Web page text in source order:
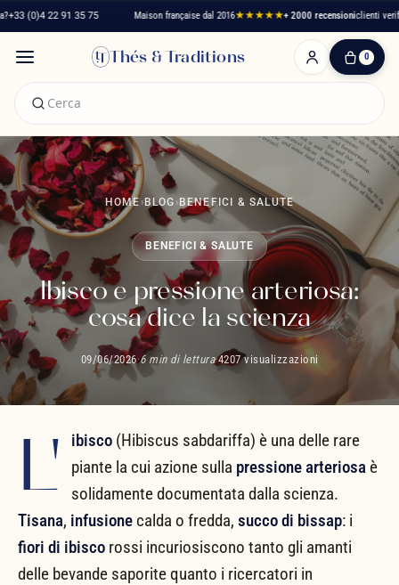
91 35 75 Maison française dal 2016★★★★★+ 2000 recensioniclienti verificati
Thés & Traditions 0
0
0,00 €
Il
HOME › BLOG › BENEFICI & SALUTE
BENEFICI & SALUTE
Ibisco e pressione arteriosa:
cosa dice la scienza
09/06/2026·6 min di lettura·4207 visualizzazioni
L' ibisco (Hibiscus sabdariffa) è una delle rare
piante la cui azione sulla pressione arteriosa è
solidamente documentata dalla scienza.
Tisana, infusione calda o fredda, succo di bissap: i
fiori di ibisco rossi incuriosiscono tanto gli amanti
delle bevande saporite quanto i ricercatori in